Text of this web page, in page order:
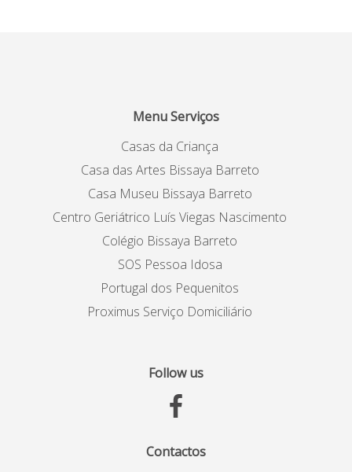
Menu Serviços
Casas da Criança
Casa das Artes Bissaya Barreto
Casa Museu Bissaya Barreto
Centro Geriátrico Luís Viegas Nascimento
Colégio Bissaya Barreto
SOS Pessoa Idosa
Portugal dos Pequenitos
Proximus Serviço Domiciliário
Follow us
Contactos